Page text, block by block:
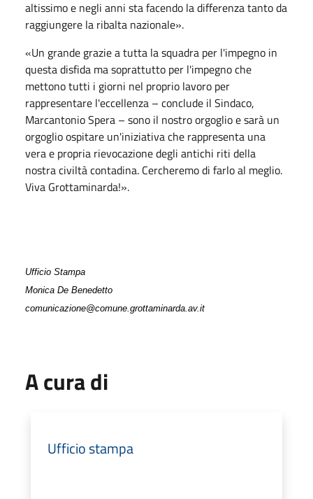
altissimo e negli anni sta facendo la differenza tanto da
raggiungere la ribalta nazionale».
«Un grande grazie a tutta la squadra per l'impegno in
questa disfida ma soprattutto per l'impegno che
mettono tutti i giorni nel proprio lavoro per
rappresentare l'eccellenza – conclude il Sindaco,
Marcantonio Spera – sono il nostro orgoglio e sarà un
orgoglio ospitare un'iniziativa che rappresenta una
vera e propria rievocazione degli antichi riti della
nostra civiltà contadina. Cercheremo di farlo al meglio.
Viva Grottaminarda!».
Ufficio Stampa
Monica De Benedetto
comunicazione@comune.grottaminarda.av.it
A cura di
Ufficio stampa